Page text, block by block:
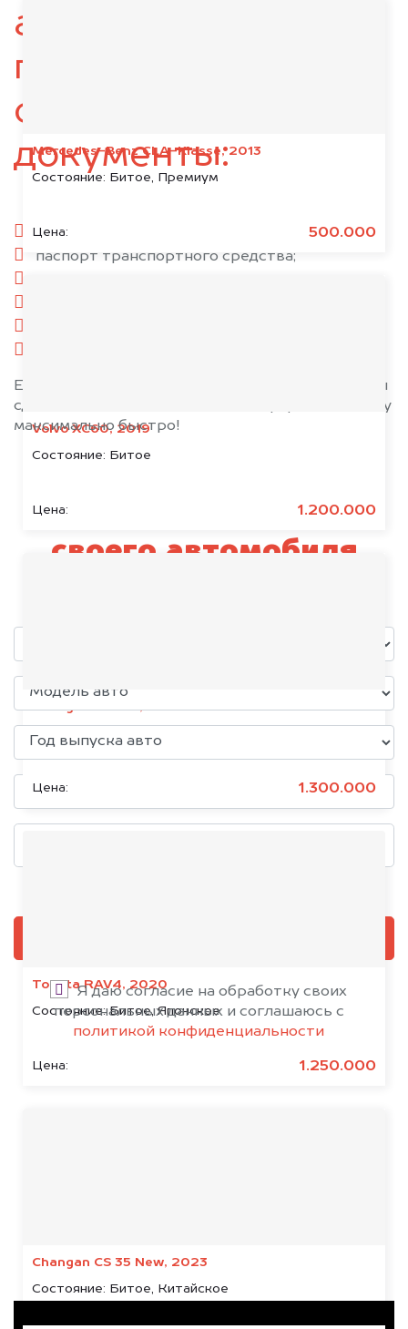
Mercedes-Benz CLA-Klasse, 2013
Состояние: Битое, Премиум
Цена: 500.000
Volvo XC60, 2019
Состояние: Битое
Цена: 1.200.000
Состояние:
Цена: 1.300.000
Toyota RAV4, 2020
Состояние:Битое, Японское
Цена: 1.250.000
Changan CS 35 New, 2023
Состояние: Битое, Китайское
автомобиль,
подготовьте
следующие
документы:
паспорт гражданина РФ;
паспорт транспортного средства;
Если у вас нет всех документов, то наши юристы
сделают всё возможное, чтобы оформить сделку
максимально быстро!
Узнай стоимость
своего автомобиля
Я даю согласие на обработку своих
персональных данных и соглашаюсь с
политикой конфиденциальности